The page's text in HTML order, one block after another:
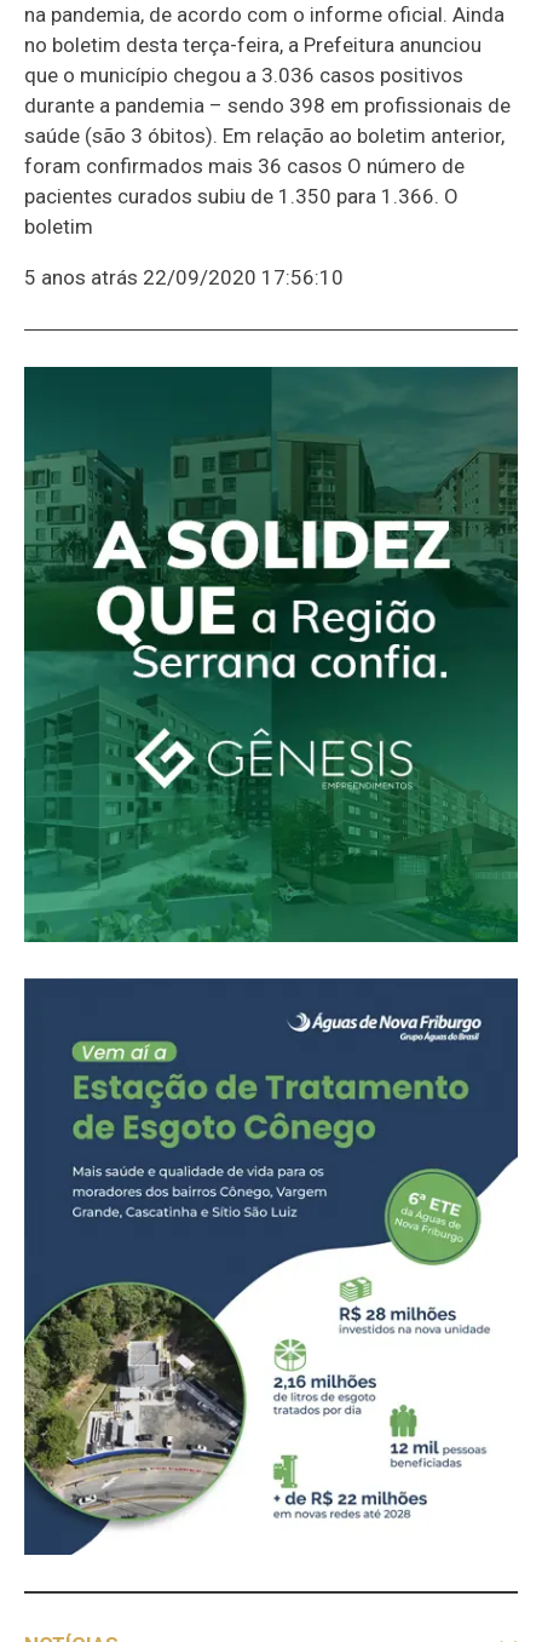
na pandemia, de acordo com o informe oficial. Ainda
no boletim desta terça-feira, a Prefeitura anunciou
que o município chegou a 3.036 casos positivos
durante a pandemia – sendo 398 em profissionais de
saúde (são 3 óbitos). Em relação ao boletim anterior,
foram confirmados mais 36 casos O número de
pacientes curados subiu de 1.350 para 1.366. O
boletim
5 anos atrás 22/09/2020 17:56:10